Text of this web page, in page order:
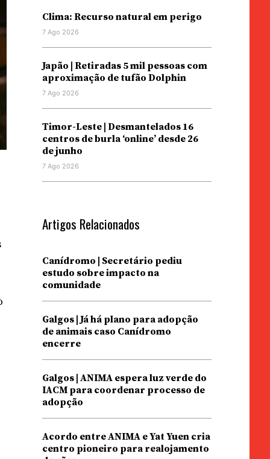
Clima: Recurso natural em perigo
7 Ago 2026
Japão | Retiradas 5 mil pessoas com
aproximação de tufão Dolphin
7 Ago 2026
Timor-Leste | Desmantelados 16
centros de burla ‘online’ desde 26
de junho
7 Ago 2026
Artigos Relacionados
Canídromo | Secretário pediu
estudo sobre impacto na
comunidade
Galgos | Já há plano para adopção
de animais caso Canídromo
encerre
Galgos | ANIMA espera luz verde do
IACM para coordenar processo de
adopção
Acordo entre ANIMA e Yat Yuen cria
centro pioneiro para realojamento